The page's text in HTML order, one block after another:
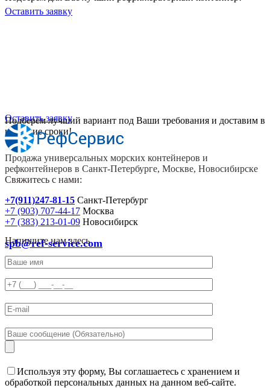
Оставить заявку
Подберём лучший вариант под Ваши требования и доставим в
короткие сроки!
Оставить заявку
Продажа универсальных морских контейнеров и
рефконтейнеров в Санкт-Петербурге, Москве, Новосибирске
Свяжитесь с нами:
+7(911)247-81-15 Санкт-Петербург
+7 (903) 707-44-17 Москва
+7 (383) 213-01-09 Новосибирск
spb@ref-service.com
Напишите нам здесь
Используя эту форму, Вы соглашаетесь с хранением и
обработкой персональных данных на данном веб-сайте.